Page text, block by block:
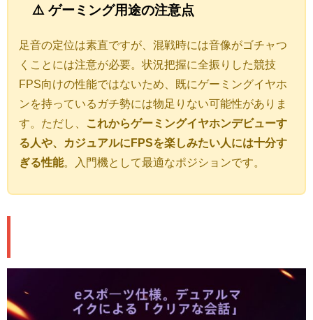
⚠️ ゲーミング用途の注意点
足音の定位は素直ですが、混戦時には音像がゴチャつ
くことには注意が必要。状況把握に全振りした競技
FPS向けの性能ではないため、既にゲーミングイヤホ
ンを持っているガチ勢には物足りない可能性がありま
す。ただし、
これからゲーミングイヤホンデビューす
る人や、カジュアルにFPSを楽しみたい人には十分す
ぎる性能。入門機として最適なポジションです。